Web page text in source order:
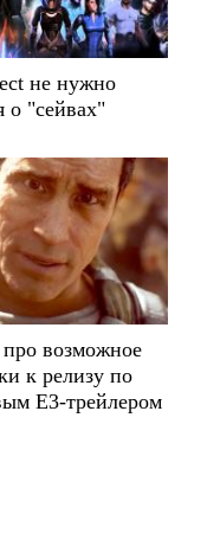
не нужно
о "сейвах"
возможное
к релизу по
E3-трейлером